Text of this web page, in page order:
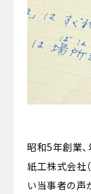
昭和5年創業
紙工株式会社
い当事者の声